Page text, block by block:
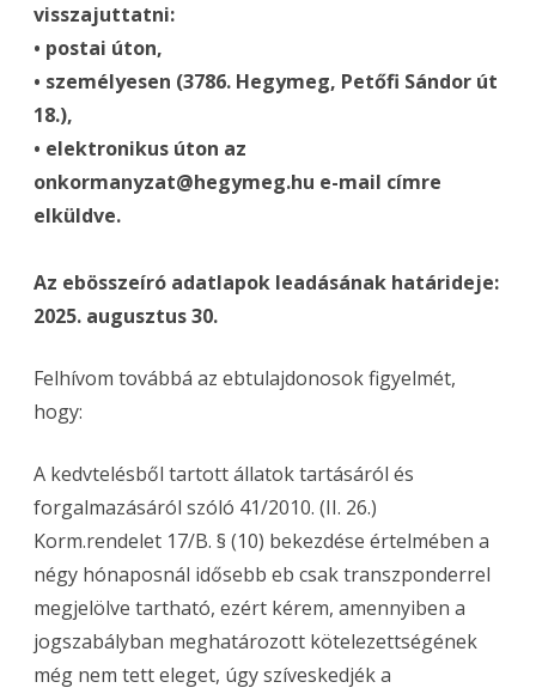
visszajuttatni:
• postai úton,
• személyesen (3786. Hegymeg, Petőfi Sándor út
18.),
• elektronikus úton az
onkormanyzat@hegymeg.hu e-mail címre
elküldve.
Az ebösszeíró adatlapok leadásának határideje:
2025. augusztus 30.
Felhívom továbbá az ebtulajdonosok figyelmét,
hogy:
A kedvtelésből tartott állatok tartásáról és
forgalmazásáról szóló 41/2010. (II. 26.)
Korm.rendelet 17/B. § (10) bekezdése értelmében a
négy hónaposnál idősebb eb csak transzponderrel
megjelölve tartható, ezért kérem, amennyiben a
jogszabályban meghatározott kötelezettségének
még nem tett eleget, úgy szíveskedjék a